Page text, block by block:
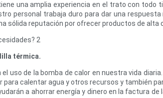
una amplia experiencia en el trato con
personal trabaja duro para dar una
sólida reputación por ofrecer productos de alta
térmica.
uso de la bomba de calor en nuestra vida
para calentar agua y otros recursos y también
a ahorrar energía y dinero en la factura